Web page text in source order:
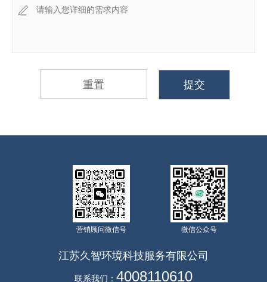
重置 提交
微信公众号
营销顾问微信号
江苏久智环境科技服务有限公司
联系我们： 4008110610